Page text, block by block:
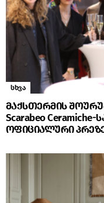
სხვა
მაქსთერმის
Scarabeo Ceramiche-
ოფიციალური